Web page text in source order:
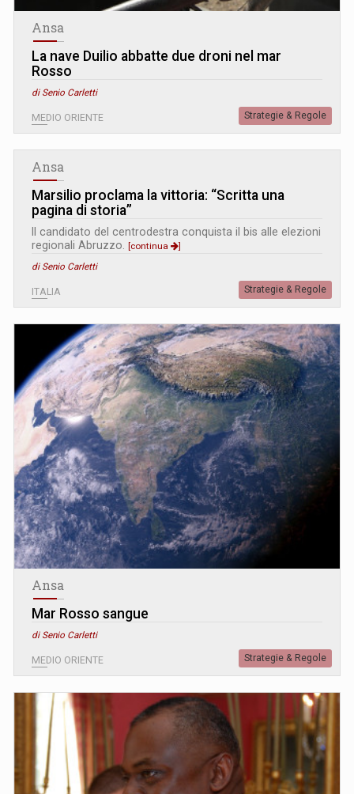
Ansa
La nave Duilio abbatte due droni nel mar
Rosso
di Senio Carletti
MEDIO ORIENTE Strategie & Regole
Ansa
Marsilio proclama la vittoria: “Scritta una
pagina di storia”
Il candidato del centrodestra conquista il bis alle elezioni
regionali Abruzzo.
[continua
]
di Senio Carletti
ITALIA Strategie & Regole
Ansa
Mar Rosso sangue
di Senio Carletti
MEDIO ORIENTE Strategie & Regole